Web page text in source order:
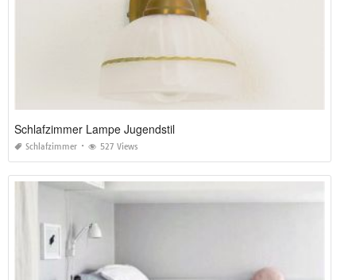
Schlafzimmer Lampe Jugendstil
Schlafzimmer 527 Views